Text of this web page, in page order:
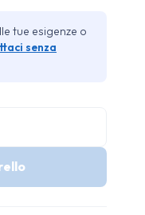
tue esigenze o
senza